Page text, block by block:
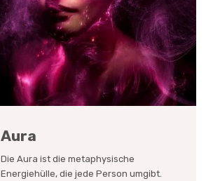
Aura
Die Aura ist die metaphysische
Energiehülle, die jede Person umgibt.